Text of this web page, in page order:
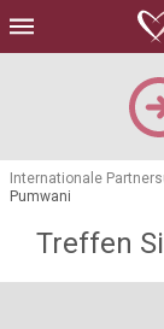
Internationale
Pumwani
Treffen